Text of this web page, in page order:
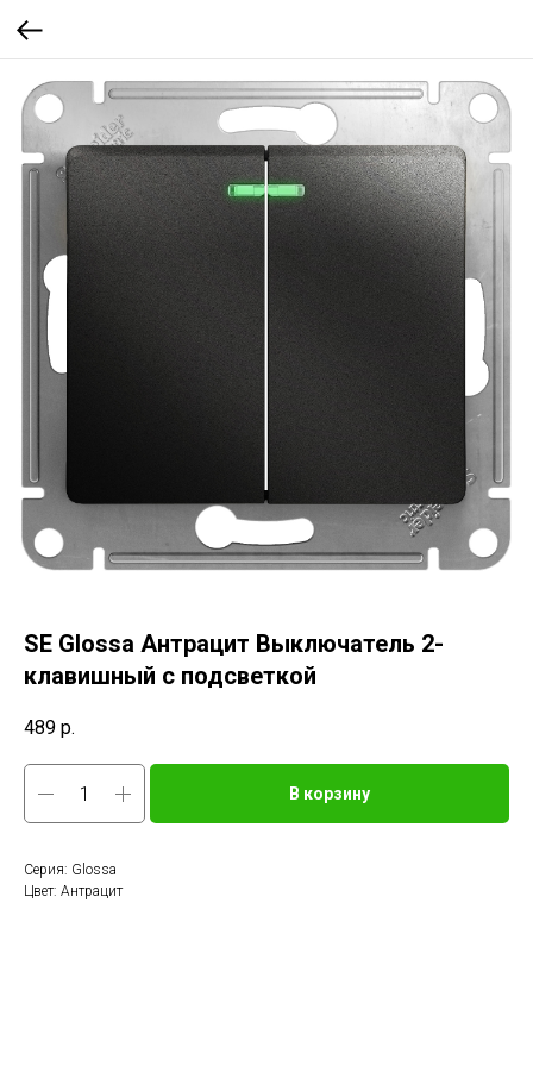
SE Glossa Антрацит Выключатель 2-
клавишный с подсветкой
489 р.
В корзину
Серия: Glossa
Цвет: Антрацит